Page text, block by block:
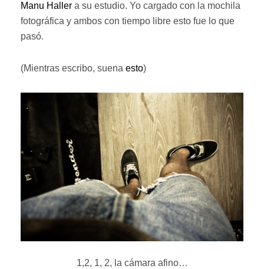
Manu Haller a su estudio. Yo cargado con la mochila
fotográfica y ambos con tiempo libre esto fue lo que
pasó.
(Mientras escribo, suena esto)
1,2, 1, 2, la cámara afino…